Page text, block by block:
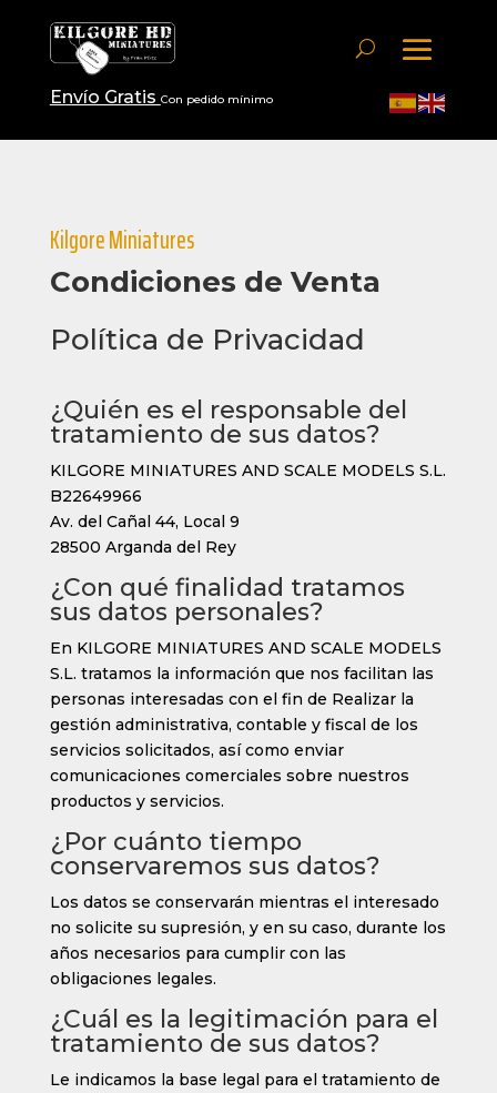
Envío Gratis Con pedido mínimo
Kilgore Miniatures
Condiciones de Venta
Política de Privacidad
¿Quién es el responsable del
tratamiento de sus datos?
KILGORE MINIATURES AND SCALE MODELS S.L.
B22649966
Av. del Cañal 44, Local 9
28500 Arganda del Rey
¿Con qué finalidad tratamos
sus datos personales?
En KILGORE MINIATURES AND SCALE MODELS
S.L. tratamos la información que nos facilitan las
personas interesadas con el fin de Realizar la
gestión administrativa, contable y fiscal de los
servicios solicitados, así como enviar
comunicaciones comerciales sobre nuestros
productos y servicios.
¿Por cuánto tiempo
conservaremos sus datos?
Los datos se conservarán mientras el interesado
no solicite su supresión, y en su caso, durante los
años necesarios para cumplir con las
obligaciones legales.
¿Cuál es la legitimación para el
tratamiento de sus datos?
Le indicamos la base legal para el tratamiento de